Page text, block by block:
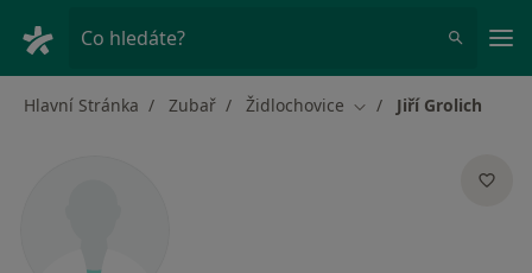
Co hledáte?
Hlavní Stránka Zubař Židlochovice Změna města
Jiří Grolich